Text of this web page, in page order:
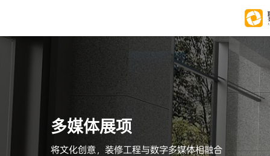
多媒体展项
将文化创意，装修工程与数字多媒体相融合